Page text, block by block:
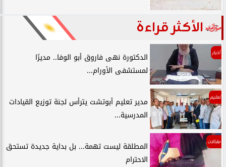
الأكثر قراءة
أخبار
الدكتورة نهى فاروق أبو الوفا.. مديرًا
لمستشفى الأورام...
تعليم
مدير تعليم أبوتشت يترأس لجنة توزيع القيادات
المدرسية...
مقالات
المطلقة ليست تهمة... بل بداية جديدة تستحق
الاحترام